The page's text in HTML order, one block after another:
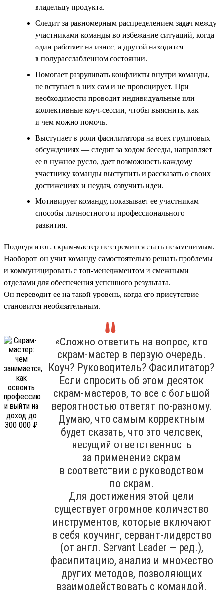
владельцу продукта.
Следит за равномерным распределением задач между
участниками команды во избежание ситуаций, когда
один работает на износ, а другой находится
в полурасслабленном состоянии.
Помогает разруливать конфликты внутри команды,
не вступает в них сам и не провоцирует. При
необходимости проводит индивидуальные или
коллективные коуч-сессии, чтобы выяснить, как
и чем можно помочь.
Выступает в роли фасилитатора на всех групповых
обсуждениях — следит за ходом беседы, направляет
ее в нужное русло, дает возможность каждому
участнику команды выступить и рассказать о своих
достижениях и неудач, озвучить идеи.
Мотивирует команду, показывает ее участникам
способы личностного и профессионального
развития.
Подведя итог: скрам-мастер не стремится стать незаменимым.
Наоборот, он учит команду самостоятельно решать проблемы
и коммуницировать с топ-менеджментом и смежными
отделами для обеспечения успешного результата.
Он переводит ее на такой уровень, когда его присутствие
становится необязательным.
«Сложно ответить на вопрос, кто
скрам-мастер в первую очередь.
Коуч? Руководитель? Фасилитатор?
Если спросить об этом десяток
скрам-мастеров, то все с большой
вероятностью ответят по-разному.
Думаю, что самым корректным
будет сказать, что это человек,
несущий ответственность
за применение скрам
в соответствии с руководством
по скрам.
Для достижения этой цели
существует огромное количество
инструментов, которые включают
в себя коучинг, сервант-лидерство
(от англ. Servant Leader — ред.),
фасилитацию, анализ и множество
других методов, позволяющих
взаимодействовать с командой.